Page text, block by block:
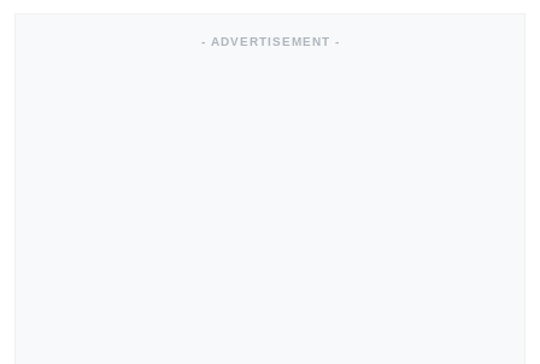
- ADVERTISEMENT -